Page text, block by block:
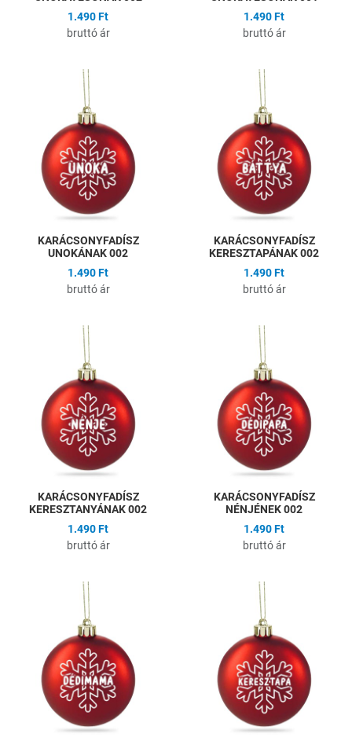
1.490 Ft
bruttó ár
1.490 Ft
bruttó ár
Hozzáadás a kívánságlistához
Gyors nézet
KARÁCSONYFADÍSZ
UNOKÁNAK 002
1.490 Ft
bruttó ár
KARÁCSONYFADÍSZ
KERESZTAPÁNAK 002
1.490 Ft
bruttó ár
Hozzáadás a kívánságlistához
Gyors nézet
KARÁCSONYFADÍSZ
KERESZTANYÁNAK 002
1.490 Ft
bruttó ár
KARÁCSONYFADÍSZ
NÉNJÉNEK 002
1.490 Ft
bruttó ár
Hozzáadás a kívánságlistához
Gyors nézet